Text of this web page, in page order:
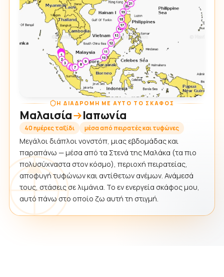
Η ΔΙΑΔΡΟΜΉ ΜΕ ΑΥΤΌ ΤΟ ΣΚΆΦΟΣ
Μαλαισία Ιαπωνία
40 ημέρες ταξίδι μέσα από πειρατές και τυφώνες
Μεγάλοι διάπλοι νονστόπ, μιας εβδομάδας και
παραπάνω — μέσα από τα Στενά της Μαλάκα (τα πιο
πολυσύχναστα στον κόσμο), περιοχή πειρατείας,
αποφυγή τυφώνων και αντίθετων ανέμων. Ανάμεσά
τους, στάσεις σε λιμάνια. Το εν ενεργεία σκάφος μου,
αυτό πάνω στο οποίο ζω αυτή τη στιγμή.